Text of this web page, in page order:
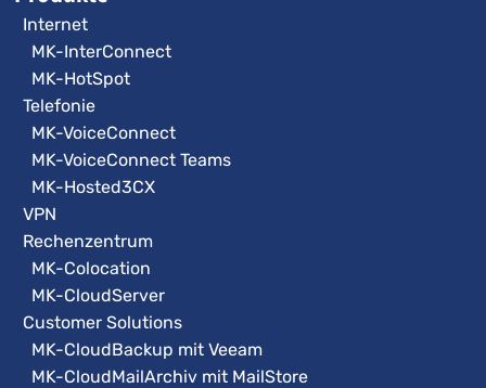
Internet
MK-InterConnect
MK-HotSpot
Telefonie
MK-VoiceConnect
MK-VoiceConnect Teams
MK-Hosted3CX
VPN
Rechenzentrum
MK-Colocation
MK-CloudServer
Customer Solutions
MK-CloudBackup mit Veeam
MK-CloudMailArchiv mit MailStore